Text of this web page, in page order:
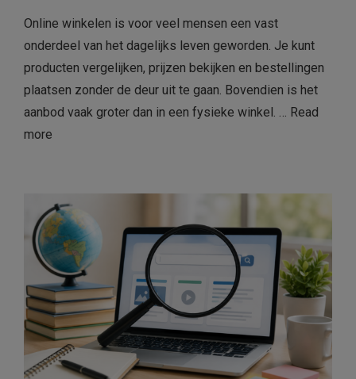
Online winkelen is voor veel mensen een vast
onderdeel van het dagelijks leven geworden. Je kunt
producten vergelijken, prijzen bekijken en bestellingen
plaatsen zonder de deur uit te gaan. Bovendien is het
aanbod vaak groter dan in een fysieke winkel. … Read
more